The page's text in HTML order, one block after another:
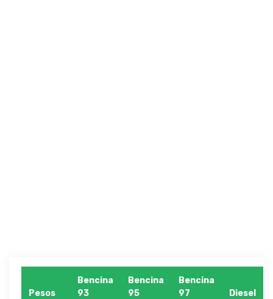
Pesos
Bencina
93
Bencina
95
Bencina
97
Diesel